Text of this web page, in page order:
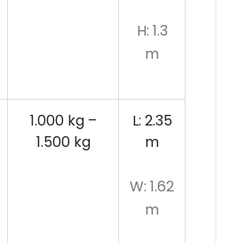
H: 1.3
m
1.000 kg –
1.500 kg
L: 2.35
m
W: 1.62
m